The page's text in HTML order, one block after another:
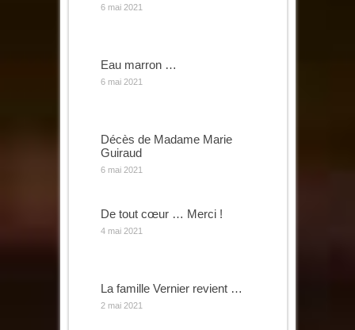
6 mai 2021
Eau marron …
6 mai 2021
Décès de Madame Marie
Guiraud
6 mai 2021
De tout cœur … Merci !
4 mai 2021
La famille Vernier revient …
2 mai 2021